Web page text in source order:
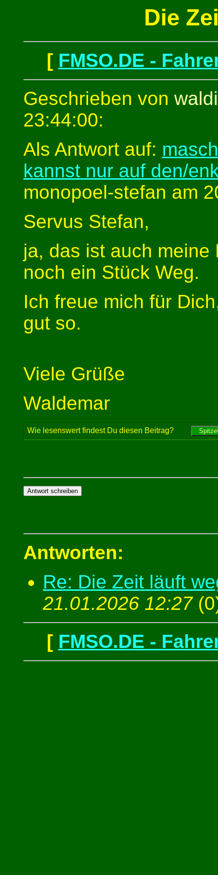
Die
[ FMSO.DE -
Geschrieben von waldi
23:44:00:
Als Antwort auf:
kannst nur auf den/
monopoel-stefan am
Servus Stefan,
ja, das ist auch
noch ein Stück Weg.
Ich freue mich für
gut so.
Viele Grüße
Waldemar
Wie lesenswert findest Du diesen Beitrag?
Antworten:
Re: Die Zeit läuft
21.01.2026 12:27(
[ FMSO.DE -